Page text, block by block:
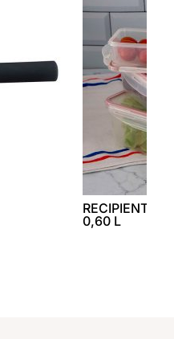
RECIPIENTE
0,60 L